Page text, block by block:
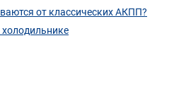
от классических АКПП?